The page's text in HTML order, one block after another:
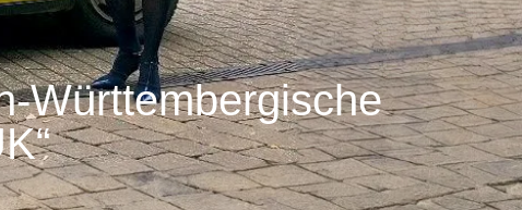
Württembergische